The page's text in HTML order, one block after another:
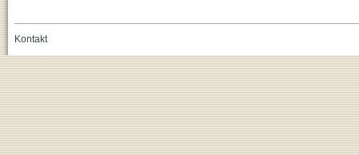
Kontakt